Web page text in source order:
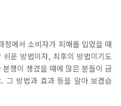
정에서 소비자가 피해를 입었을 때
운 방법이자, 최후의 방법이기도
쟁이 생겼을 때에 많은 분들이 금
그 방법과 효과 등을 알아 보겠습